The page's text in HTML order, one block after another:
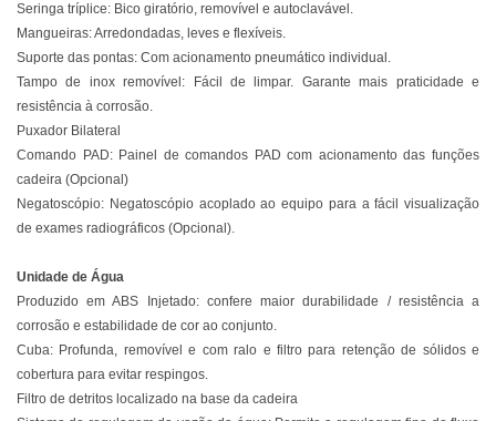
Seringa tríplice: Bico giratório, removível e autoclavável.
Mangueiras: Arredondadas, leves e flexíveis.
Suporte das pontas: Com acionamento pneumático individual.
Tampo de inox removível: Fácil de limpar. Garante mais praticidade e
resistência à corrosão.
Puxador Bilateral
Comando PAD: Painel de comandos PAD com acionamento das funções
cadeira (Opcional)
Negatoscópio: Negatoscópio acoplado ao equipo para a fácil visualização
de exames radiográficos (Opcional).
Unidade de Água
Produzido em ABS Injetado: confere maior durabilidade / resistência a
corrosão e estabilidade de cor ao conjunto.
Cuba: Profunda, removível e com ralo e filtro para retenção de sólidos e
cobertura para evitar respingos.
Filtro de detritos localizado na base da cadeira